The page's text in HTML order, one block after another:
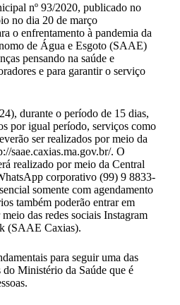
nº 93/2020, publicado no
no dia 20 de março
o enfrentamento à pandemia da
de Água e Esgoto (SAAE)
pensando na saúde e
e para garantir o serviço
durante o período de 15 dias,
por igual período, serviços como
ser realizados por meio da
saae.caxias.ma.gov.br/. O
realizado por meio da Central
corporativo (99) 9 8833-
somente com agendamento
também poderão entrar em
das redes sociais Instagram
(SAAE Caxias).
para seguir uma das
Ministério da Saúde que é